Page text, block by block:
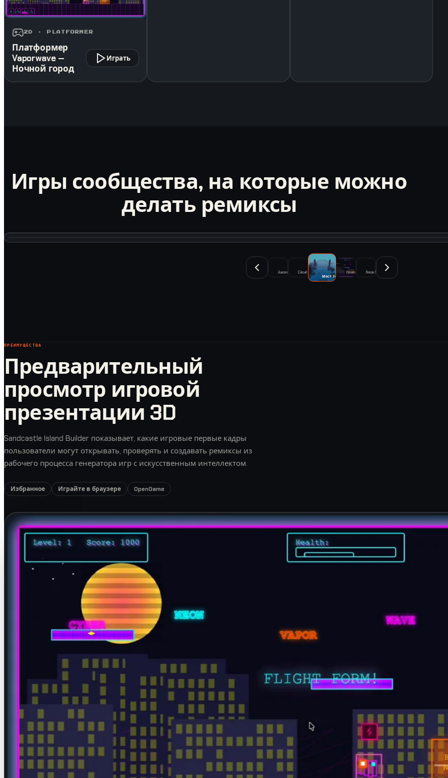
2D · PLATFORMER
Платформер
Vaporwave —
Ночной город
Играть
Игры сообщества, на которые можно
делать ремиксы
Мост Золотые Ворота — кинематографический фильм
Aurora Match-3 PuzzleCircuit Tower Defense
Мост Золотые Ворота — кинематографический фильм 3D
Платформер Vaporwave — Ночной город
Neon Sky Platformer
ПРЕИМУЩЕСТВА
Предварительный
просмотр игровой
презентации 3D
Sandcastle Island Builder показывает, какие игровые первые кадры
пользователи могут открывать, проверять и создавать ремиксы из
рабочего процесса генератора игр с искусственным интеллектом.
Избранное Играйте в браузере OpenGame